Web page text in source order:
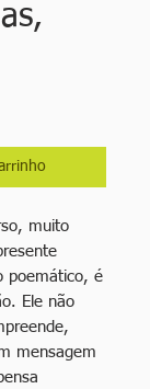
muito
poemático, é
Ele não
mensagem